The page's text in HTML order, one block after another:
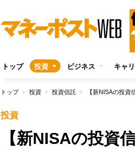
トップ 投資 ビジネス キャ
トップ 投資 投資信託
投資
【新NISAの投資